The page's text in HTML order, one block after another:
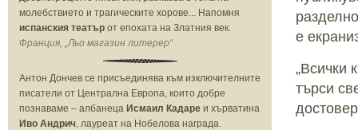
молебствието и трагическите хорове... Напомня
испанския театър от епохата на Златния век.
Франция, „Льо магазин литерер“
Антон Дончев се присъединява към изключителните
писатели от Централна Европа, които добре
познаваме – албанеца Исмаил Кадаре и хърватина
Иво Андрич, лауреат на Нобелова награда.
е
„Всички
търси